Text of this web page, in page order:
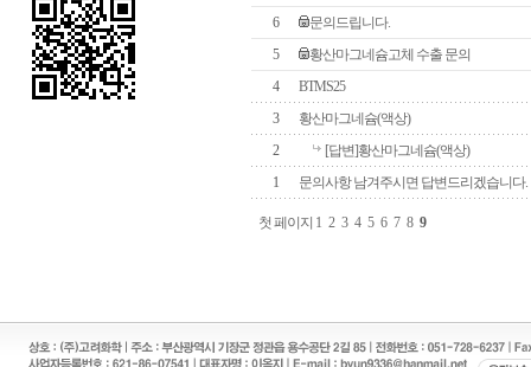
6
문의드립니다.
5
황산마그네슘고체 수출 문의
4
BTMS25
3
황산마그네슘(액상)
2
[답변]황산마그네슘(액상)
1
문의사항 남겨주시면 답변드리겠습니다.
첫 페이지 1 2 3 4 5 6 7 8 9